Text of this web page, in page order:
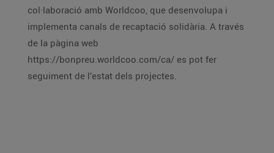
col·laboració amb Worldcoo, que desenvolupa i
implementa canals de recaptació solidària. A través
de la pàgina web
https://bonpreu.worldcoo.com/ca/ es pot fer
seguiment de l’estat dels projectes.